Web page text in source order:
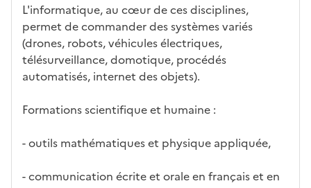
e
L'informatique, au cœur de ces disciplines,
permet de commander des systèmes variés
(drones, robots, véhicules électriques,
télésurveillance, domotique, procédés
automatisés, internet des objets).
Formations scientifique et humaine :
- outils mathématiques et physique appliquée,
- communication écrite et orale en français et en